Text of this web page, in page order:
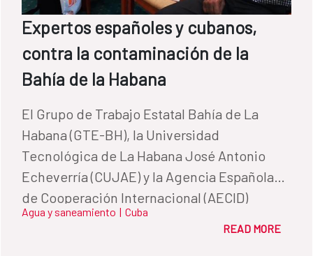
Expertos españoles y cubanos,
contra la contaminación de la
Bahía de la Habana
​El Grupo de Trabajo Estatal Bahía de La
Habana (GTE-BH), la Universidad
Tecnológica de La Habana José Antonio
Echeverría (CUJAE) y la Agencia Española
de Cooperación Internacional (AECID)
realizaron del 2 al 6 de diciembre el I Taller
Agua y saneamiento | Cuba
READ MORE